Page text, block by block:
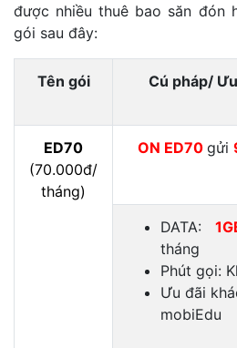
được nhiều thuê bao săn đón
gói sau đây:
Tên gói Cú pháp/
ED70
(70.000đ/
tháng)
ON ED70 gửi
DATA:
tháng
Phút gọi:
Ưu đãi
mobiEdu